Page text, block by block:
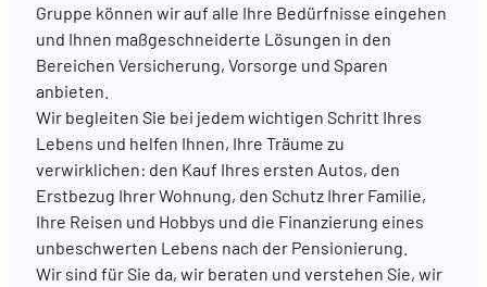
Gruppe können wir auf alle Ihre Bedürfnisse eingehen
und Ihnen maßgeschneiderte Lösungen in den
Bereichen Versicherung, Vorsorge und Sparen
anbieten.
Wir begleiten Sie bei jedem wichtigen Schritt Ihres
Lebens und helfen Ihnen, Ihre Träume zu
verwirklichen: den Kauf Ihres ersten Autos, den
Erstbezug Ihrer Wohnung, den Schutz Ihrer Familie,
Ihre Reisen und Hobbys und die Finanzierung eines
unbeschwerten Lebens nach der Pensionierung.
Wir sind für Sie da, wir beraten und verstehen Sie, wir